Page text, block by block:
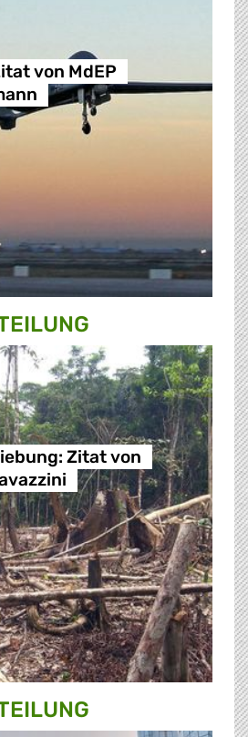
von MdEP
Zitat von